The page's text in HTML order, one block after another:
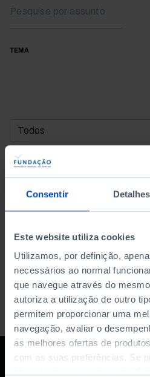
Consentir Detalhes
Este website utiliza cookies
Utilizamos, por definição,
necessários ao normal
que navegue através do
autoriza a utilização de outro
permitem proporcionar uma
navegação, avaliar o
as melhores ofertas de
com as suas preferências. Se
TEMA
DATA DE INÍCIO
DATA DE FIM